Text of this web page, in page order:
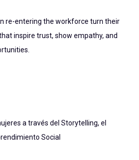
re-entering the workforce turn their
inspire trust, show empathy, and
a través del Storytelling, el
Social